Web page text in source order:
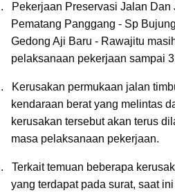
Pekerjaan Preservasi Jalan Dan
Pematang Panggang - Sp
Gedong Aji Baru - Rawajitu
pelaksanaan pekerjaan sampai
Kerusakan permukaan jalan
kendaraan berat yang melintas
kerusakan tersebut akan terus
masa pelaksanaan pekerjaan.
Terkait temuan beberapa
yang terdapat pada surat, saat